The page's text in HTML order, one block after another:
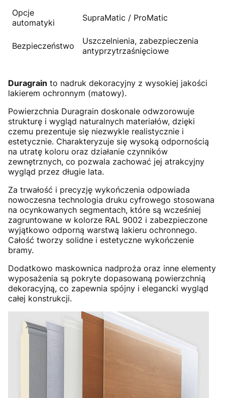
Opcje
automatyki
SupraMatic / ProMatic
Bezpieczeństwo
Uszczelnienia, zabezpieczenia
antyprzytrzaśnięciowe
Duragrain to nadruk dekoracyjny z wysokiej jakości
lakierem ochronnym (matowy).
Powierzchnia Duragrain doskonale odwzorowuje
strukturę i wygląd naturalnych materiałów, dzięki
czemu prezentuje się niezwykle realistycznie i
estetycznie. Charakteryzuje się wysoką odpornością
na utratę koloru oraz działanie czynników
zewnętrznych, co pozwala zachować jej atrakcyjny
wygląd przez długie lata.
Za trwałość i precyzję wykończenia odpowiada
nowoczesna technologia druku cyfrowego stosowana
na ocynkowanych segmentach, które są wcześniej
zagruntowane w kolorze RAL 9002 i zabezpieczone
wyjątkowo odporną warstwą lakieru ochronnego.
Całość tworzy solidne i estetyczne wykończenie
bramy.
Dodatkowo maskownica nadproża oraz inne elementy
wyposażenia są pokryte dopasowaną powierzchnią
dekoracyjną, co zapewnia spójny i elegancki wygląd
całej konstrukcji.